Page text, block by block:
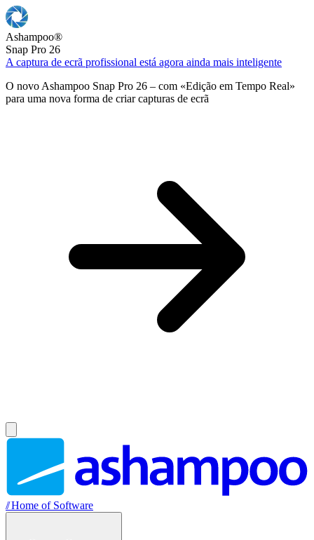
Ashampoo®
Snap Pro 26
A captura de ecrã profissional está agora ainda mais inteligente
O novo Ashampoo Snap Pro 26 – com «Edição em Tempo Real»
para uma nova forma de criar capturas de ecrã
//Home of Software